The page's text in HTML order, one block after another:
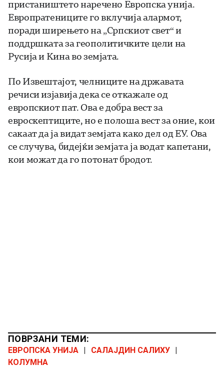
пристаништето наречено Европска унија.
Европратениците го вклучија алармот,
поради ширењето на „Српскиот свет“ и
поддршката за геополитичките цели на
Русија и Кина во земјата.
По Извештајот, челниците на државата
речиси изјавија дека се откажале од
европскиот пат. Ова е добра вест за
евроскептиците, но е полоша вест за оние, кои
сакаат да ја видат земјата како дел од ЕУ. Ова
се случува, бидејќи земјата ја водат капетани,
кои можат да го потонат бродот.
ПОВРЗАНИ ТЕМИ:
ЕВРОПСКА УНИЈА | САЛАЈДИН САЛИХУ |
КОЛУМНА